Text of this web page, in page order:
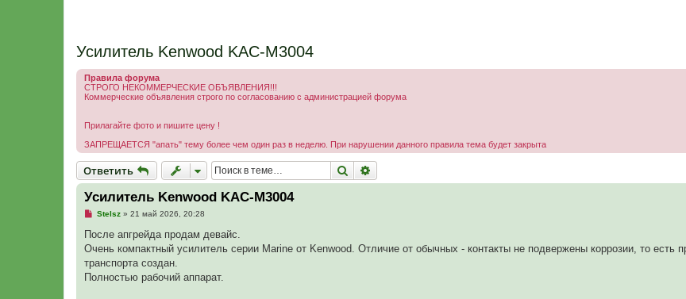
Усилитель Kenwood KAC-M3004
Правила форума
СТРОГО НЕКОММЕРЧЕСКИЕ ОБЪЯВЛЕНИЯ!!!
Коммерческие объявления строго по согласованию с администрацией форума
Прилагайте фото и пишите цену !
ЗАПРЕЩАЕТСЯ "апать" тему более чем один раз в неделю. При нарушении данного правила тема будет закрыта
Ответить
Ответить Поиск
Усилитель Kenwood KAC-M3004
Н
п
о
ч
т
Stelsz» 21 май 2026, 20:28
После апгрейда продам девайс.
Очень компактный усилитель серии Marine от Kenwood. Отличие от обычных - контакты не подвержены коррозии, то есть
транспорта создан.
Полностью рабочий аппарат.